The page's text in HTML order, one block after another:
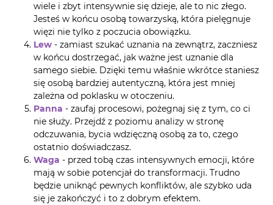
wiele i zbyt intensywnie się dzieje, ale to nic złego.
Jesteś w końcu osobą towarzyską, która pielęgnuje
więzi nie tylko z poczucia obowiązku.
Lew - zamiast szukać uznania na zewnątrz, zaczniesz
w końcu dostrzegać, jak ważne jest uznanie dla
samego siebie. Dzięki temu właśnie wkrótce staniesz
się osobą bardziej autentyczną, która jest mniej
zależna od poklasku w otoczeniu.
Panna - zaufaj procesowi, pożegnaj się z tym, co ci
nie służy. Przejdź z poziomu analizy w stronę
odczuwania, bycia wdzięczną osobą za to, czego
ostatnio doświadczasz.
Waga - przed tobą czas intensywnych emocji, które
mają w sobie potencjał do transformacji. Trudno
będzie uniknąć pewnych konfliktów, ale szybko uda
się je zakończyć i to z dobrym efektem.